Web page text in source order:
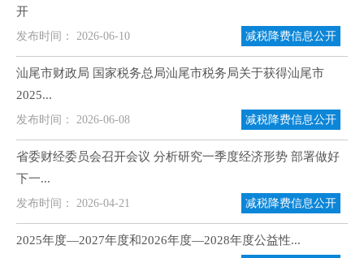
开
发布时间： 2026-06-10 减税降费信息公开
汕尾市财政局 国家税务总局汕尾市税务局关于获得汕尾市
2025...
发布时间： 2026-06-08 减税降费信息公开
省委财经委员会召开会议 分析研究一季度经济形势 部署做好
下一...
发布时间： 2026-04-21 减税降费信息公开
2025年度—2027年度和2026年度—2028年度公益性...